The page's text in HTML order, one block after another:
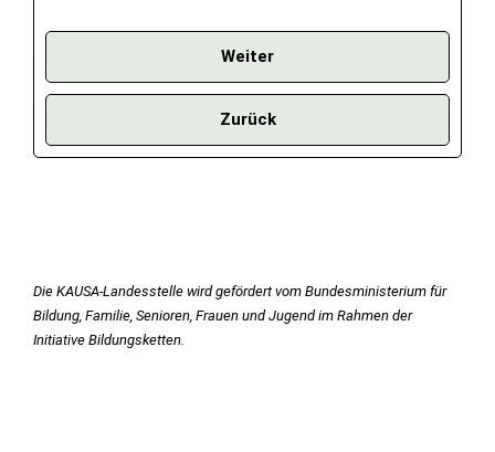
Weiter
Zurück
Die KAUSA-Landesstelle wird gefördert vom Bundesministerium für
Bildung, Familie, Senioren, Frauen und Jugend im Rahmen der
Initiative Bildungsketten.